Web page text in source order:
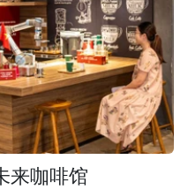
来咖啡馆